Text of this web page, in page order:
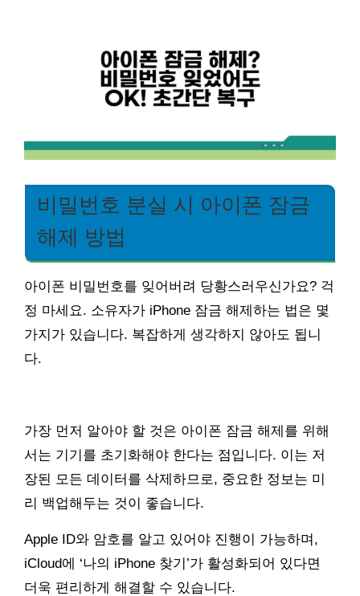
비밀번호 분실 시 아이폰 잠금
해제 방법
아이폰 비밀번호를 잊어버려 당황스러우신가요? 걱
정 마세요. 소유자가 iPhone 잠금 해제하는 법은 몇
가지가 있습니다. 복잡하게 생각하지 않아도 됩니
다.
가장 먼저 알아야 할 것은 아이폰 잠금 해제를 위해
서는 기기를 초기화해야 한다는 점입니다. 이는 저
장된 모든 데이터를 삭제하므로, 중요한 정보는 미
리 백업해두는 것이 좋습니다.
Apple ID와 암호를 알고 있어야 진행이 가능하며,
iCloud에 ‘나의 iPhone 찾기’가 활성화되어 있다면
더욱 편리하게 해결할 수 있습니다.